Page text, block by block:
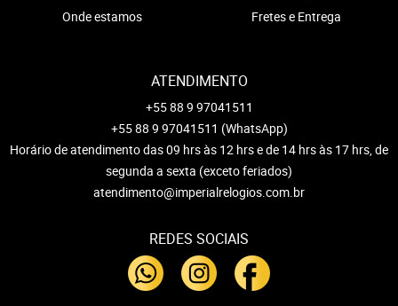
Onde estamos
Fretes e Entrega
ATENDIMENTO
+55 88 9 97041511
+55 88 9 97041511 (WhatsApp)
Horário de atendimento das 09 hrs às 12 hrs e de 14 hrs às 17 hrs, de
segunda a sexta (exceto feriados)
atendimento@imperialrelogios.com.br
REDES SOCIAIS